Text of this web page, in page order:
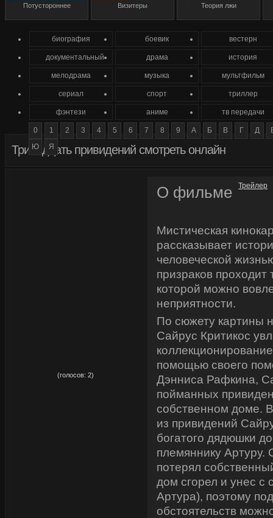
Тринадцать привидений смотреть онлайн
О фильме
Мистическая
рассказывает
человеческой
призраков проходит
которой можно
неприятности.
По сюжету картины
Сайрус Критикос
помощью своего
Дэнниса Рафкина,
пойманных
собственном доме.
из привидений
богатого дядюшки
племяннику
потерял
дом сгорел и унес с
Артура), поэтому
обстоятельств
(голосов: 2)
Трейлер
биография боевик вестерн
документальный драма история
мелодрама музыка мультфильм
сериал спорт триллер
фэнтези аниме тв передачи
0 1 2 3 4 5 6 7 8 9 А Б В Г Д
Ю
Я
Потустороннее Визитеры Теория лжи